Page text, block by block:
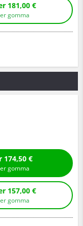
senza montaggio per 181,00 €
gomma
montaggio per 174,50 €
gomma
senza montaggio per 157,00 €
gomma